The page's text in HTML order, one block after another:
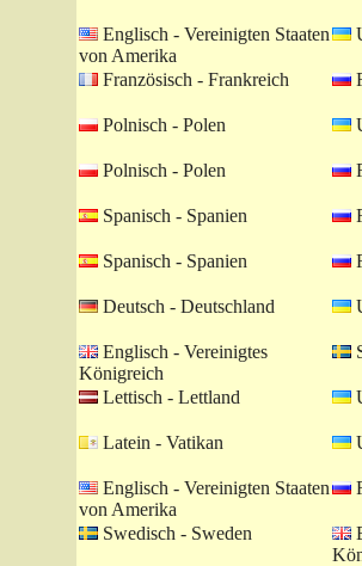
Englisch - Vereinigten Staaten
von Amerika
Französisch - Frankreich
Polnisch - Polen
Polnisch - Polen
Spanisch - Spanien
Spanisch - Spanien
Deutsch - Deutschland
Englisch - Vereinigtes
Königreich
Lettisch - Lettland
Latein - Vatikan
Englisch - Vereinigten Staaten
von Amerika
Swedisch - Sweden